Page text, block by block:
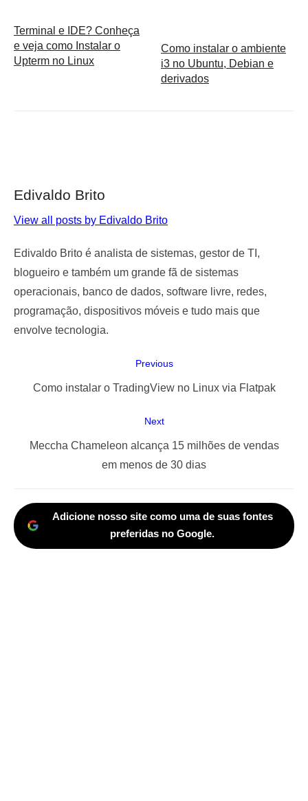
Terminal e IDE? Conheça
e veja como Instalar o
Upterm no Linux
Como instalar o ambiente
i3 no Ubuntu, Debian e
derivados
Edivaldo Brito
View all posts by Edivaldo Brito
Edivaldo Brito é analista de sistemas, gestor de TI,
blogueiro e também um grande fã de sistemas
operacionais, banco de dados, software livre, redes,
programação, dispositivos móveis e tudo mais que
envolve tecnologia.
Previous
Previous
Como instalar o TradingView no Linux via Flatpak
Next
Next
Meccha Chameleon alcança 15 milhões de vendas
em menos de 30 dias
Adicione nosso site como uma de suas fontes
preferidas no Google.